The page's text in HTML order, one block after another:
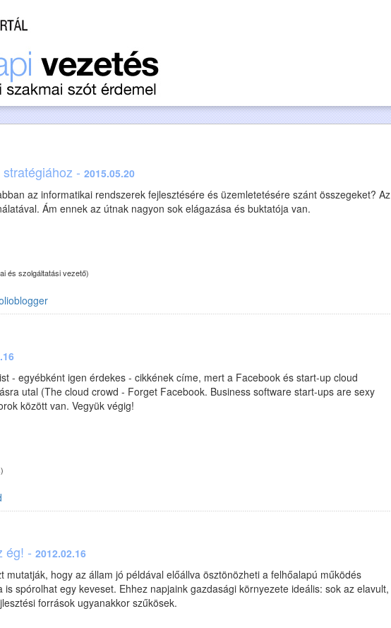
- 2015.05.20
az informatikai rendszerek fejlesztésére és üzemletetésére szánt összegeket? Az
Ám ennek az útnak nagyon sok elágazása és buktatója van.
és szolgáltatási vezető)
- egyébként igen érdekes - cikkének címe, mert a Facebook és start-up cloud
utal (The cloud crowd - Forget Facebook. Business software start-ups are sexy
között van. Vegyük végig!
ég! - 2012.02.16
mutatják, hogy az állam jó példával előállva ösztönözheti a felhőalapú működés
spórolhat egy keveset. Ehhez napjaink gazdasági környezete ideális: sok az elavult,
források ugyanakkor szűkösek.